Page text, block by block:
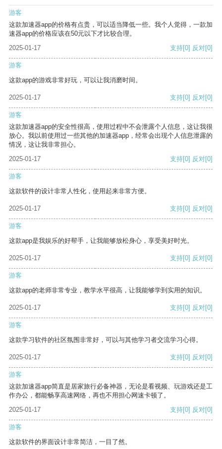
游客
这款加速器app的价格有点贵，可以适当降低一些。我个人觉得，一款加
速器app的价格应该在50元以下才比较合理。
2025-01-17
支持[0] 反对[0]
游客
这款app的游戏非常好玩，可以让我消磨时间。
2025-01-17 支持[0] 反对[0]
游客
这款加速器app的安全性很高，使用过程中不会泄露个人信息，这让我很
放心。我以前使用过一些其他的加速器app，经常会出现个人信息泄露的
情况，这让我非常担心。
2025-01-17
支持[0] 反对[0]
游客
这款软件的设计非常人性化，使用起来非常方便。
2025-01-17 支持[0] 反对[0]
游客
这款app是我娱乐的好帮手，让我能够放松身心，享受美好时光。
2025-01-17 支持[0] 反对[0]
游客
这款app的老师非常专业，教学水平很高，让我能够学到实用的知识。
2025-01-17 支持[0] 反对[0]
游客
这款学习软件的社区氛围非常好，可以与其他学习者交流学习心得。
2025-01-17 支持[0] 反对[0]
游客
这款加速器app简直是居家旅行必备神器，无论是看视频、玩游戏还是工
作办公，都能畅享高速网络，再也不用担心网速卡顿了。
2025-01-17
支持[0] 反对[0]
游客
这款软件的界面设计非常简洁，一目了然。